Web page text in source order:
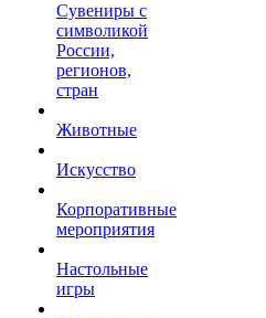
Сувениры с
символикой
России,
регионов,
стран
Животные
Искусство
Корпоративные
мероприятия
Настольные
игры